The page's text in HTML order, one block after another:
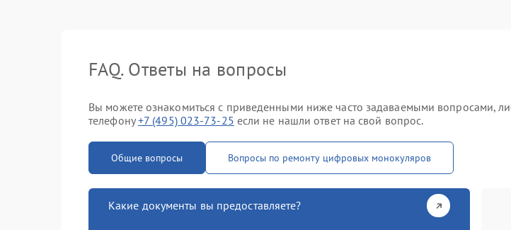
FAQ. Ответы на вопросы
Вы можете ознакомиться с приведенными ниже часто задаваемыми вопросами,
телефону+7 (495) 023-73-25 если не нашли ответ на свой вопрос.
Общие вопросы Вопросы по ремонту цифровых монокуляров
Какие документы вы предоставляете?